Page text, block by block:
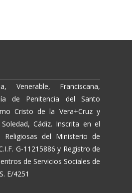
ti
Venerable, Franciscana,
de Penitencia del Santo
Cristo de la Vera+Cruz y
Cádiz. Inscrita en el
Religiosas del Ministerio de
G-11215886 y Registro de
de Servicios Sociales de
E/4251